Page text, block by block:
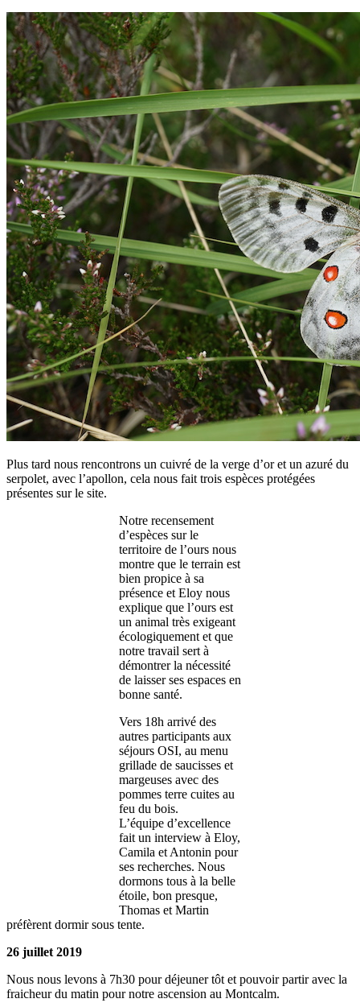
Plus tard nous rencontrons un cuivré de la verge d’or et un azuré du
serpolet, avec l’apollon, cela nous fait trois espèces protégées
présentes sur le site.
Notre recensement
d’espèces sur le
territoire de l’ours nous
montre que le terrain est
bien propice à sa
présence et Eloy nous
explique que l’ours est
un animal très exigeant
écologiquement et que
notre travail sert à
démontrer la nécessité
de laisser ses espaces en
bonne santé.
Vers 18h arrivé des
autres participants aux
séjours OSI, au menu
grillade de saucisses et
margeuses avec des
pommes terre cuites au
feu du bois.
L’équipe d’excellence
fait un interview à Eloy,
Camila et Antonin pour
ses recherches. Nous
dormons tous à la belle
étoile, bon presque,
Thomas et Martin
préfèrent dormir sous tente.
26 juillet 2019
Nous nous levons à 7h30 pour déjeuner tôt et pouvoir partir avec la
fraicheur du matin pour notre ascension au Montcalm.